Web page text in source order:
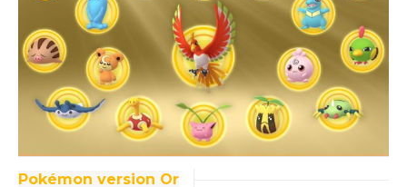
Pokémon version Or